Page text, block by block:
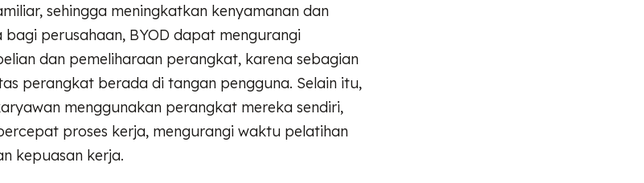
sehingga meningkatkan kenyamanan dan
bagi perusahaan, BYOD dapat mengurangi
dan pemeliharaan perangkat, karena sebagian
perangkat berada di tangan pengguna. Selain itu,
menggunakan perangkat mereka sendiri,
proses kerja, mengurangi waktu pelatihan
kepuasan kerja.